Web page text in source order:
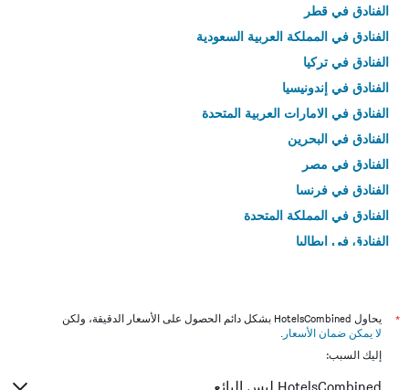
الفنادق في قطر
الفنادق في المملكة العربية السعودية
الفنادق في تركيا
الفنادق في إندونيسيا
الفنادق في الامارات العربية المتحدة
الفنادق في البحرين
الفنادق في مصر
الفنادق في فرنسا
الفنادق في المملكة المتحدة
الفنادق في إيطاليا
*
يحاول HotelsCombined بشكل دائم الحصول على الأسعار الدقيقة، ولكن
لا يمكن ضمان الأسعار .
إليك السبب:
HotelsCombined ليس البائع